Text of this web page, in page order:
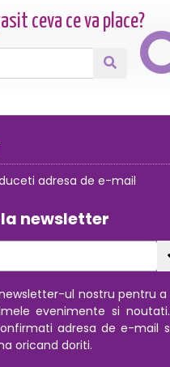
ceva ce va place?
adresa de e-mail
newsletter
ul nostru pentru a
evenimente si
adresa de e-mail
oricand doriti.